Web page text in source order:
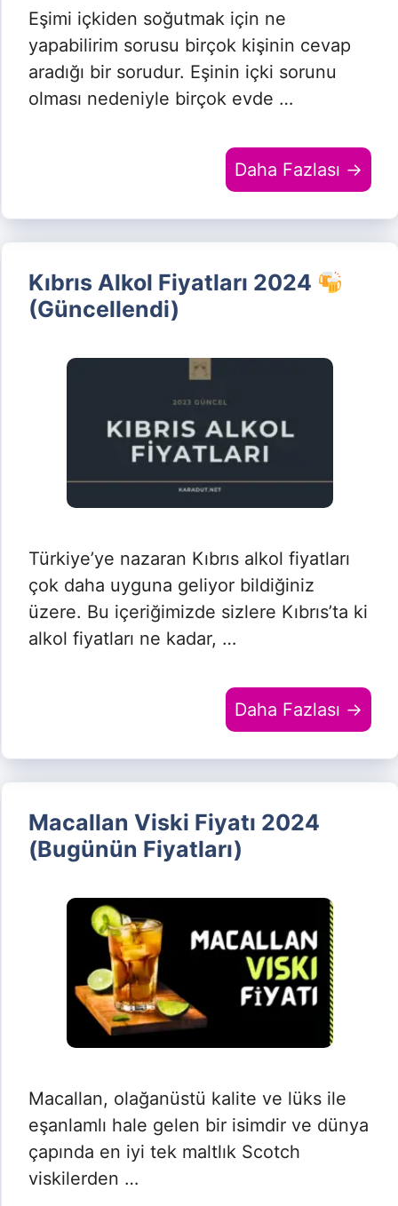
Eşimi içkiden soğutmak için ne
yapabilirim sorusu birçok kişinin cevap
aradığı bir sorudur. Eşinin içki sorunu
olması nedeniyle birçok evde …
Daha Fazlası →
Kıbrıs Alkol Fiyatları 2024
(Güncellendi)
Türkiye’ye nazaran Kıbrıs alkol fiyatları
çok daha uyguna geliyor bildiğiniz
üzere. Bu içeriğimizde sizlere Kıbrıs’ta ki
alkol fiyatları ne kadar, …
Daha Fazlası →
Macallan Viski Fiyatı 2024
(Bugünün Fiyatları)
Macallan, olağanüstü kalite ve lüks ile
eşanlamlı hale gelen bir isimdir ve dünya
çapında en iyi tek maltlık Scotch
viskilerden …